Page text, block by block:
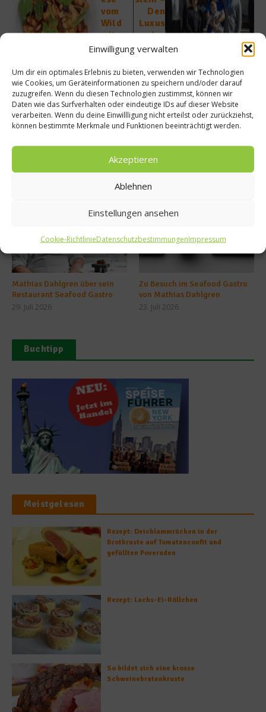
Einwilligung verwalten
Um dir ein optimales Erlebnis zu bieten, verwenden wir Technologien
wie Cookies, um Geräteinformationen zu speichern und/oder darauf
zuzugreifen. Wenn du diesen Technologien zustimmst, können wir
Daten wie das Surfverhalten oder eindeutige IDs auf dieser Website
verarbeiten. Wenn du deine Einwillligung nicht erteilst oder zurückziehst,
können bestimmte Merkmale und Funktionen beeinträchtigt werden.
Akzeptieren
Ablehnen
Einstellungen ansehen
Cookie-RichtlinieDatenschutzbestimmungenImpressum
vom
Wild
mit
Erdäpf
Gnocc
hi
Den
Luxus
des
Ursprü
en
erlebe
n
Mathias Dahlgren über sein
Restaurant Seafood Gastro
29. Juli 2026
Zu Besuch im Seafood Gastro
von Mathias Dahlgren
23. Juli 2026
Buchtipp
Meistgelesen
Rezept: Deichlammrücken in der
Brotkruste auf Tomatenconfit und
gefüllten Poveraden
Rezept: Lachs-Ei-Röllchen
So bildet sich eine krosse
Schweinebratenkruste